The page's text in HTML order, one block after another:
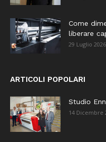
Come
liberare
29 Luglio 2026
ARTICOLI POPOLARI
Studio
14 Dicembre